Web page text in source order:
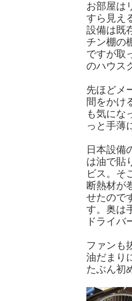
お部屋は
すら見え
設備は既
チン棚の
ですが取
のハウス
先ほどメ
間をかけ
も気にな
っと手薄
日本設備
は油で貼
ビス。そ
断熱材が
せたので
す。奥は
ドライバ
ファンも
油だまり
たぶん初